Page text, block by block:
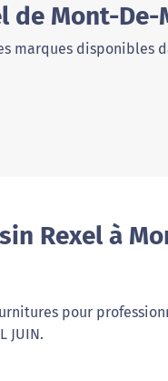
de Mont-De-
marques disponibles
Rexel à
pour
JUIN.